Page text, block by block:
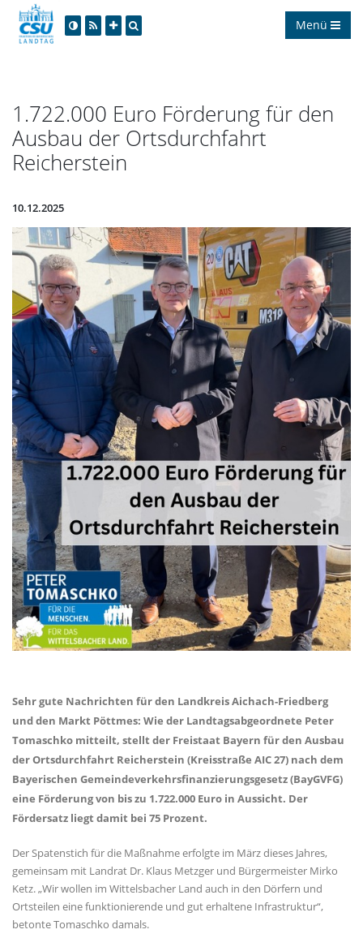
Menü
1.722.000 Euro Förderung für den
Ausbau der Ortsdurchfahrt
Reicherstein
10.12.2025
Sehr gute Nachrichten für den Landkreis Aichach-Friedberg
und den Markt Pöttmes: Wie der Landtagsabgeordnete Peter
Tomaschko mitteilt, stellt der Freistaat Bayern für den Ausbau
der Ortsdurchfahrt Reicherstein (Kreisstraße AIC 27) nach dem
Bayerischen Gemeindeverkehrsfinanzierungsgesetz (BayGVFG)
eine Förderung von bis zu 1.722.000 Euro in Aussicht. Der
Fördersatz liegt damit bei 75 Prozent.
Der Spatenstich für die Maßnahme erfolgte im März dieses Jahres,
gemeinsam mit Landrat Dr. Klaus Metzger und Bürgermeister Mirko
Ketz. „Wir wollen im Wittelsbacher Land auch in den Dörfern und
Ortsteilen eine funktionierende und gut erhaltene Infrastruktur“,
betonte Tomaschko damals.